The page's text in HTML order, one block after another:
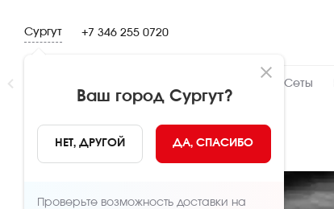
Сургут
Ваш город Сургут?
НЕТ, ДРУГОЙ ДА, СПАСИБО
Проверьте возможность доставки на
+7 346 255 0720
Сеты
НАЗАД